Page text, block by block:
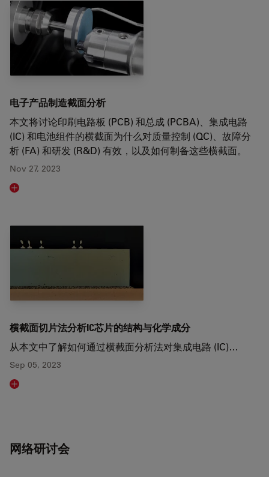
电子产品制造截面分析
本文将讨论印刷电路板 (PCB) 和总成 (PCBA)、集成电路
(IC) 和电池组件的横截面为什么对质量控制 (QC)、故障分
析 (FA) 和研发 (R&D) 有效，以及如何制备这些横截面。
Nov 27, 2023
Read article
横截面切片法分析IC芯片的结构与化学成分
从本文中了解如何通过横截面分析法对集成电路 (IC)…
Sep 05, 2023
Read article
网络研讨会